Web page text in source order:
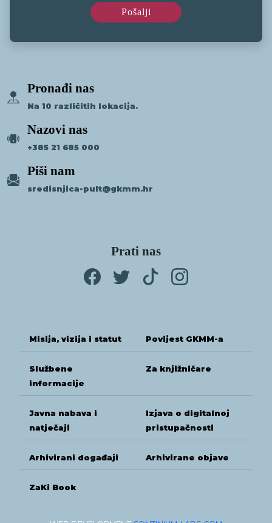
Pronađi nas
Na 10 različitih lokacija.
Nazovi nas
+385 21 685 000
Piši nam
sredisnjica-pult@gkmm.hr
Prati nas
Misija, vizija i statut Povijest GKMM-a
Službene
informacije
Za knjižničare
Javna nabava i
natječaji
Izjava o digitalnoj
pristupačnosti
Arhivirani događaji Arhivirane objave
ZaKi Book